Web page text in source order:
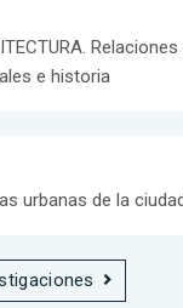
e historia
urbanas de la